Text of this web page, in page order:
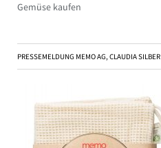
Gemüse kaufen
PRESSEMELDUNG MEMO AG, CLAUDIA SILBER